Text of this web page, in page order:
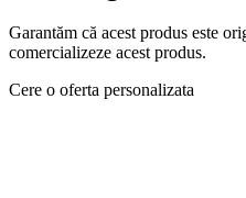
Garantăm că acest produs este
comercializeze acest produs.
Cere o oferta personalizata